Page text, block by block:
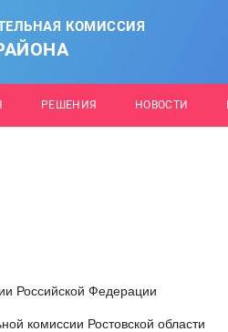
КОМИССИЯ
РЕШЕНИЯ НОВОСТИ
Российской Федерации
комиссии Ростовской области